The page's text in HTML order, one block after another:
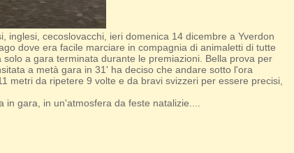
inglesi, cecoslovacchi, ieri domenica 14 dicembre a Yverdon
dove era facile marciare in compagnia di animaletti di tutte
a gara terminata durante le premiazioni. Bella prova per
a metà gara in 31' ha deciso che andare sotto l'ora
metri da ripetere 9 volte e da bravi svizzeri per essere precisi,
gara, in un'atmosfera da feste natalizie....